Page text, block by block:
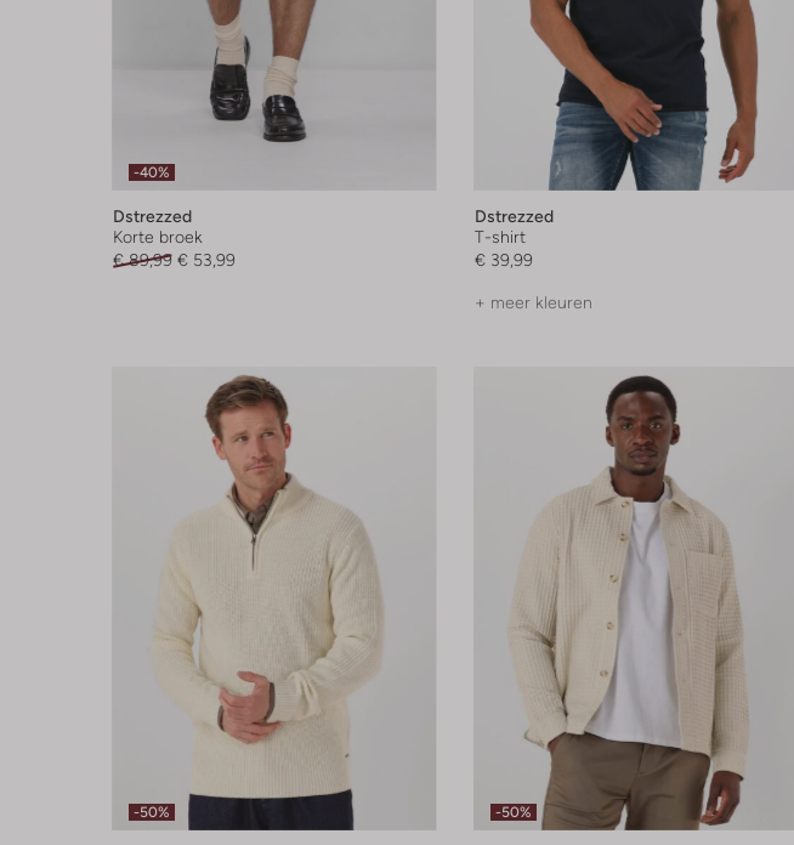
-40%
Dstrezzed
Korte broek
€ 89,99 € 53,99
Dstrezzed
T-shirt
€ 39,99
+ meer kleuren
-50% -50%